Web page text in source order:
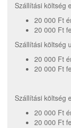
Szállítási költség
20 000 Ft
20 000 Ft
Szállítási költség
20 000 Ft
20 000 Ft
Szállítási költség
20 000 Ft
20 000 Ft